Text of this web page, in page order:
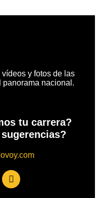
y fotos de las
panorama nacional.
tu carrera?